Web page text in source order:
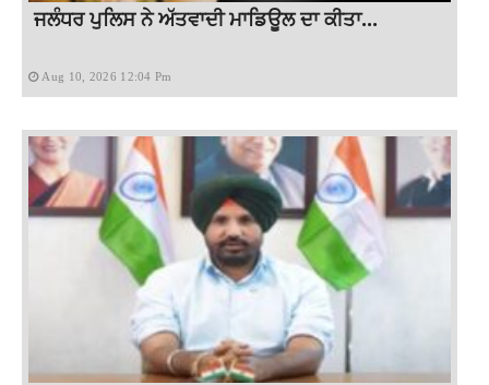
ਜਲੰਧਰ ਪੁਲਿਸ ਨੇ ਅੱਤਵਾਦੀ ਮਾਡਿਊਲ ਦਾ ਕੀਤਾ...
Aug 10, 2026 12:04 Pm